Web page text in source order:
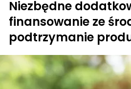
Niezbędne
finansowanie ze
podtrzymanie